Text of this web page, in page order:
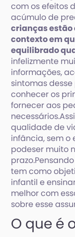
com os efeitos
acúmulo de
crianças estão
contexto em
equilibrado
infelizmente
informações,
sintomas
conhecer os
fornecer aos
qualidade de
infância, sem o
podeser muito
tem como
infantil e
melhor com
sobre esse
O que é